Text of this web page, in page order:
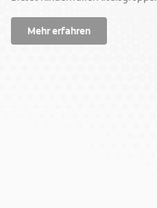
Mehr erfahren